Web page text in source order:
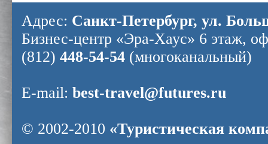
Адрес: Санкт-Петербург, ул.
Бизнес-центр «Эра-Хаус» 6 этаж,
(812) 448-54-54 (многоканальный)
E-mail: best-travel@futures.ru
© 2002-2010 «Туристическая